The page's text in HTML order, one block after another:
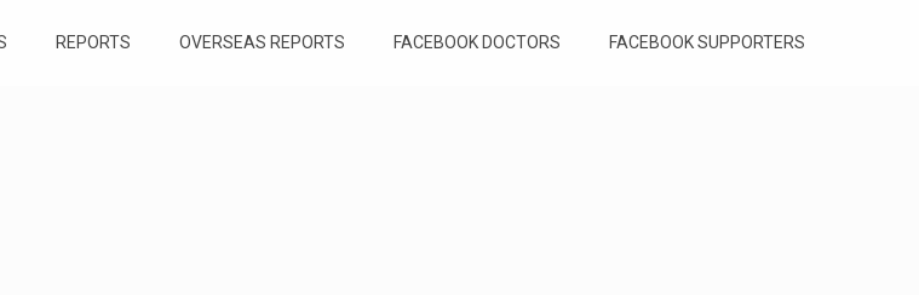
REPORTS OVERSEAS REPORTS FACEBOOK DOCTORS FACEBOOK SUPPORTERS